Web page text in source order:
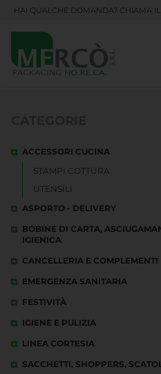
HAI QUALCHE DOMANDA? CHIAMA
ACCESSORI CUCINA
STAMPI COTTURA
UTENSILI
ASPORTO - DELIVERY
BOBINE DI CARTA,
IGIENICA
CANCELLERIA E COMPLEMENTI
EMERGENZA SANITARIA
FESTIVITÀ
IGIENE E PULIZIA
LINEA CORTESIA
SACCHETTI, SHOPPERS,